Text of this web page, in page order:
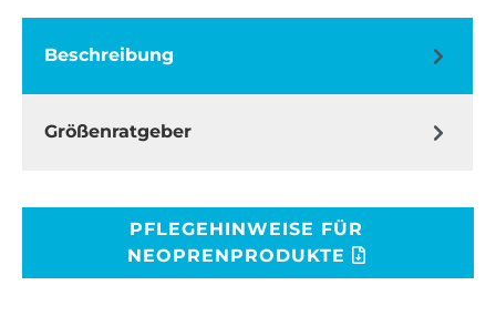
Beschreibung
Größenratgeber
PFLEGEHINWEISE FÜR
NEOPRENPRODUKTE